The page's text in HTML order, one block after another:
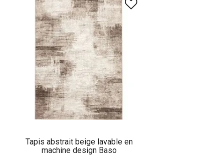
Tapis abstrait beige lavable en
machine design Baso